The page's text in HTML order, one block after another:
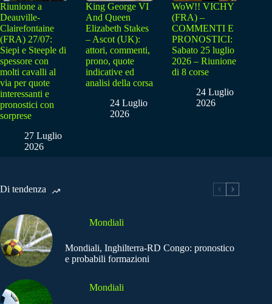
Riunione a
Deauville-
Clairefontaine
(FRA) 27/07:
Siepi e Steeple di
spessore con
molti cavalli al
via per quote
interessanti e
pronostici con
sorprese
27 Luglio
2026
King George VI
And Queen
Elizabeth Stakes
– Ascot (UK):
attori, commenti,
prono, quote
indicative ed
analisi della corsa
24 Luglio
2026
WoW!! VICHY
(FRA) –
COMMENTI E
PRONOSTICI:
Sabato 25 luglio
2026 – Riunione
di 8 corse
24 Luglio
2026
Di tendenza
Mondiali
Mondiali, Inghilterra-RD Congo: pronostico
e probabili formazioni
Mondiali